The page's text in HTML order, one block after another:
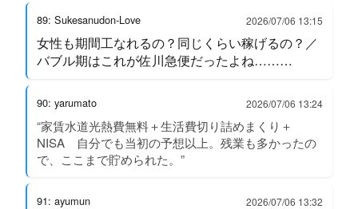
89: Sukesanudon-Love 2026/07/06 13:15
女性も期間工なれるの？同じくらい稼げるの？／
バブル期はこれが佐川急便だったよね………
90: yarumato 2026/07/06 13:24
“家賃水道光熱費無料＋生活費切り詰めまくり＋
NISA 自分でも当初の予想以上。残業も多かったの
で、ここまで貯められた。”
91: ayumun 2026/07/06 13:32